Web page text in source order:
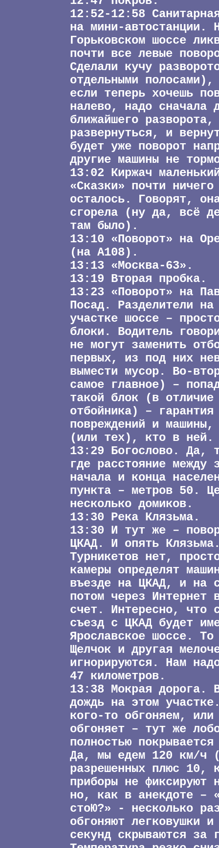
12:52-12:58
на мини-автостанции.
Горьковском шоссе
почти все левые
Сделали кучу
отдельными
если теперь хочешь
налево, надо сначала
ближайшего разворота,
развернуться, и
будет уже поворот
другие машины не
13:02 Киржач
«Сказки» почти ничего
осталось. Говорят,
сгорела (ну да, всё
там было).
13:10 «Поворот» на
(на А108).
13:13 «Москва-63».
13:19 Вторая пробка.
13:23 «Поворот» на
Посад. Разделители на
участке шоссе –
блоки. Водитель
не могут заменить
первых, из под них
вымести мусор. Во-
самое главное) –
такой блок (в отличие
отбойника) – гарантия
повреждений и
(или тех), кто в ней.
13:29 Богослово. Да,
где расстояние между
начала и конца
пункта – метров 50.
несколько домиков.
13:30 Река Клязьма.
13:30 И тут же –
ЦКАД. И опять
Турникетов нет,
камеры определят
въезде на ЦКАД, и на
потом через Интернет
счет. Интересно, что
съезд с ЦКАД будет
Ярославское шоссе.
Щелчок и другая
игнорируются. Нам
47 километров.
13:38 Мокрая дорога.
дождь на этом
кого-то обгоняем,
обгоняет – тут же
полностью
Да, мы едем 120 км/ч
разрешенных плюс 10,
приборы не фиксируют
но, как в анекдоте –
стоЮ?» - несколько
обгоняют легковушки
секунд скрываются за